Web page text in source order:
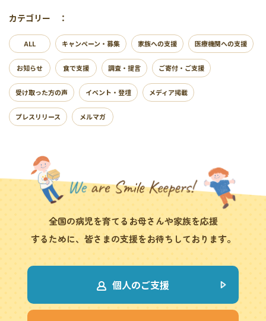
カテゴリー ：
ALL キャンペーン・募集 家族への支援 医療機関への支援
お知らせ 食で支援 調査・提言 ご寄付・ご支援
受け取った方の声 イベント・登壇 メディア掲載
プレスリリース メルマガ
全国の病児を育てるお母さんや家族を応援
するために、皆さまの支援をお待ちしております。
個人のご支援